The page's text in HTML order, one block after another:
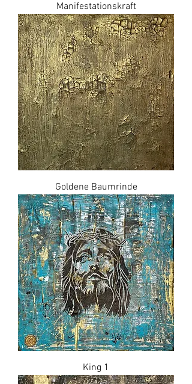
Manifestationskraft
Goldene Baumrinde
King 1